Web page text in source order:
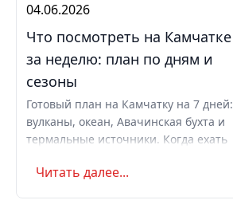
04.06.2026
Что посмотреть на Камчатке
за неделю: план по дням и
сезоны
Готовый план на Камчатку на 7 дней:
вулканы, океан, Авачинская бухта и
термальные источники. Когда ехать
самостоятельно или с туром.
Читать далее...